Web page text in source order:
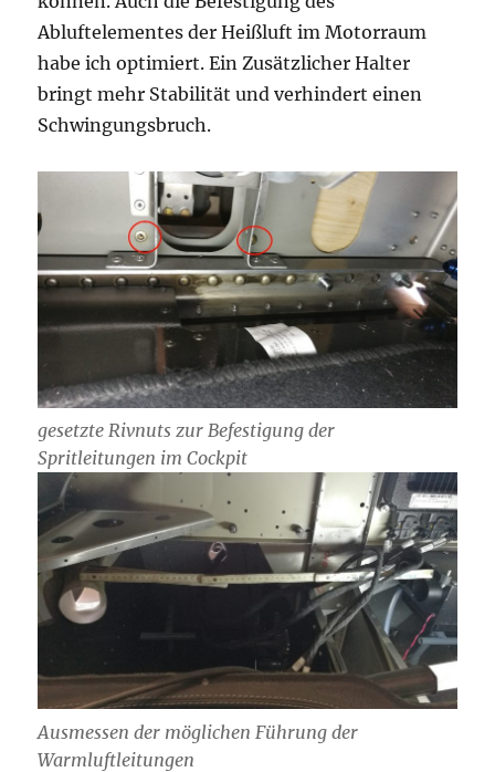
Abluftelementes der Heißluft im Motorraum
habe ich optimiert. Ein Zusätzlicher Halter
bringt mehr Stabilität und verhindert einen
Schwingungsbruch.
gesetzte Rivnuts zur Befestigung der
Spritleitungen im Cockpit
Ausmessen der möglichen Führung der
Warmluftleitungen